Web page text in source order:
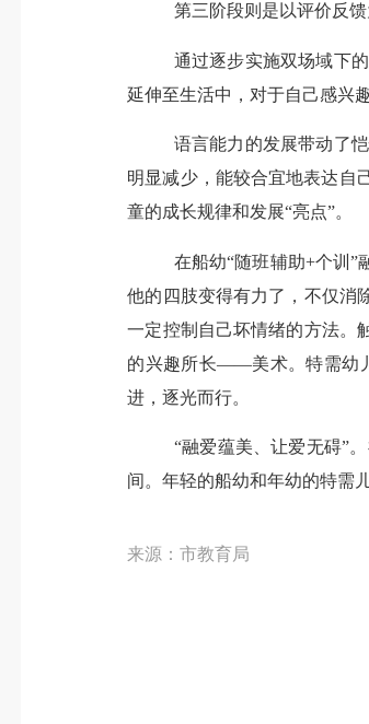
第三阶段则是以评价反
通过逐步实施双场域下
延伸至生活中，对于自己感兴
语言能力的发展带动了
明显减少，能较合宜地表达自
童的成长规律和发展“亮点”。
在船幼“随班辅助+个训”
他的四肢变得有力了，不仅消
一定控制自己坏情绪的方法。
的兴趣所长——美术。特需幼
进，逐光而行。
“融爱蕴美、让爱无碍”
间。年轻的船幼和年幼的特需
来源：市教育局